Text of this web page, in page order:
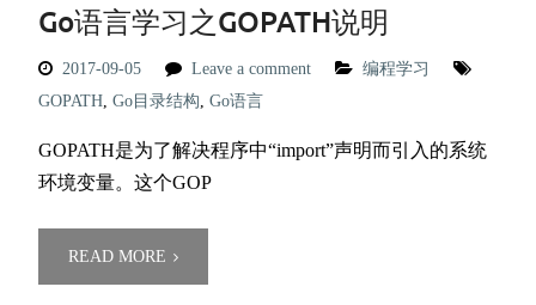
Go语言学习之GOPATH说明
2017-09-05 Leave a comment
编程学习
GOPATH, Go目录结构, Go语言
GOPATH是为了解决程序中“import”声明而引入的系统
环境变量。这个GOP
READ MORE